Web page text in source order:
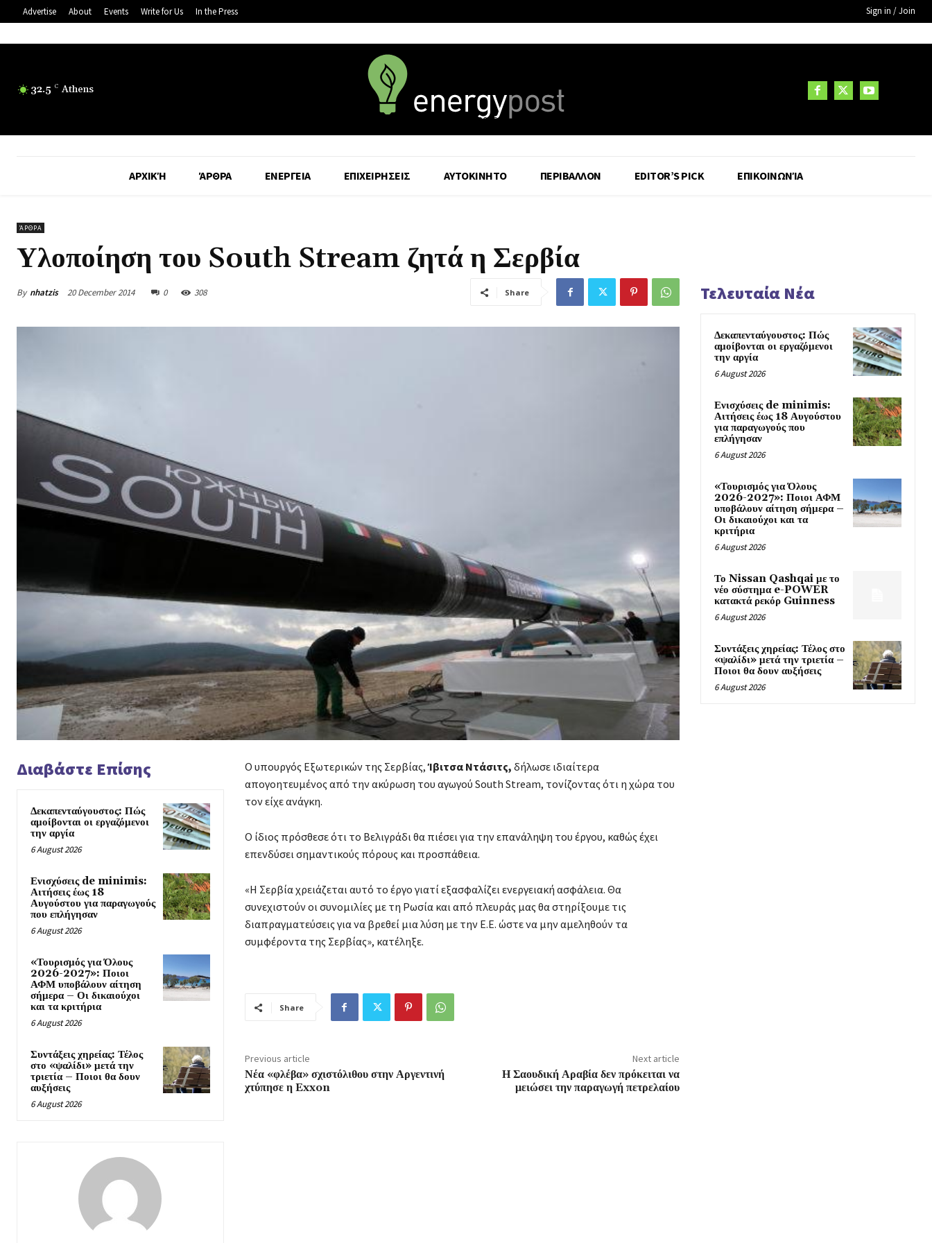
Advertise About Events Write for Us In the Press Sign in / Join
32.5 C Athens
6 August - 2026
ΑΡΧΙΚΉ ΆΡΘΡΑ ΕΝΕΡΓΕΙΑ ΕΠΙΧΕΙΡΗΣΕΙΣ ΑΥΤΟΚΙΝΗΤΟ ΠΕΡΙΒΑΛΛΟΝ EDITOR’S PICK ΕΠΙΚΟΙΝΩΝΊΑ
ΆΡΘΡΑ
Υλοποίηση του South Stream ζητά η Σερβία
By nhatzis 20 December 2014 0 308 Share
Διαβάστε Επίσης
Δεκαπενταύγουστος: Πώς
αμοίβονται οι εργαζόμενοι
την αργία
6 August 2026
Ενισχύσεις de minimis:
Αιτήσεις έως 18
Αυγούστου για παραγωγούς
που επλήγησαν
6 August 2026
«Τουρισμός για Όλους
2026-2027»: Ποιοι
ΑΦΜ υποβάλουν αίτηση
σήμερα – Οι δικαιούχοι
και τα κριτήρια
6 August 2026
Συντάξεις χηρείας: Τέλος
στο «ψαλίδι» μετά την
τριετία – Ποιοι θα δουν
αυξήσεις
6 August 2026
Ο υπουργός Εξωτερικών της Σερβίας,Ίβιτσα Ντάσιτς, δήλωσε ιδιαίτερα
απογοητευμένος από την ακύρωση του αγωγού South Stream, τονίζοντας ότι η χώρα του
τον είχε ανάγκη.
Ο ίδιος πρόσθεσε ότι το Βελιγράδι θα πιέσει για την επανάληψη του έργου, καθώς έχει
επενδύσει σημαντικούς πόρους και προσπάθεια.
«Η Σερβία χρειάζεται αυτό το έργο γιατί εξασφαλίζει ενεργειακή ασφάλεια. Θα
συνεχιστούν οι συνομιλίες με τη Ρωσία και από πλευράς μας θα στηρίξουμε τις
διαπραγματεύσεις για να βρεθεί μια λύση με την Ε.Ε. ώστε να μην αμεληθούν τα
συμφέροντα της Σερβίας», κατέληξε.
Share
Previous article
Νέα «φλέβα» σχιστόλιθου στην Αργεντινή
χτύπησε η Exxon
Next article
Η Σαουδική Αραβία δεν πρόκειται να
μειώσει την παραγωγή πετρελαίου
Τελευταία Νέα
Δεκαπενταύγουστος: Πώς
αμοίβονται οι εργαζόμενοι
την αργία
6 August 2026
Ενισχύσεις de minimis:
Αιτήσεις έως 18 Αυγούστου
για παραγωγούς που
επλήγησαν
6 August 2026
«Τουρισμός για Όλους
2026-2027»: Ποιοι ΑΦΜ
υποβάλουν αίτηση σήμερα –
Οι δικαιούχοι και τα
κριτήρια
6 August 2026
Το Nissan Qashqai με το
νέο σύστημα e-POWER
κατακτά ρεκόρ Guinness
6 August 2026
Συντάξεις χηρείας: Τέλος στο
«ψαλίδι» μετά την τριετία –
Ποιοι θα δουν αυξήσεις
6 August 2026